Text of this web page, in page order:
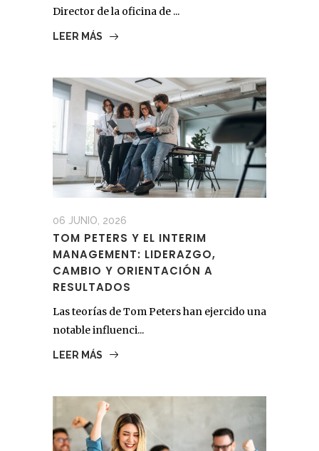
Director de la oficina de ...
LEER MÁS
06 JUNIO, 2026
TOM PETERS Y EL INTERIM
MANAGEMENT: LIDERAZGO,
CAMBIO Y ORIENTACIÓN A
RESULTADOS
Las teorías de Tom Peters han ejercido una
notable influenci...
LEER MÁS